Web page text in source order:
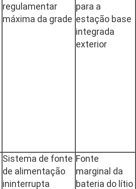
regulamentar
máxima da grade
para a
estação base
integrada
exterior
Sistema de fonte
de alimentação
ininterrupta
Fonte
marginal da
bateria do lítio